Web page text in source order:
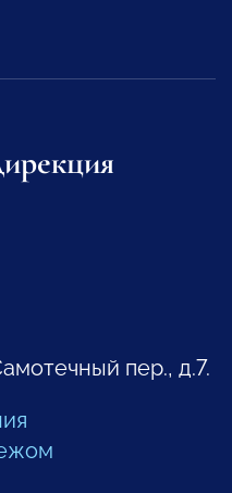
пер., д.7.